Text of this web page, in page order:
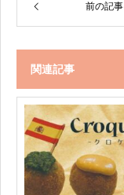
前の記事
関連記事